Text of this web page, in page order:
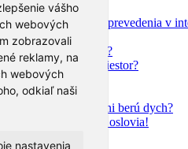
vášho
webových
zobrazovali
reklamy, na
webových
odkiaľ naši
nastavenia
oknách
rôzne možnosti prevedenia v
priestor?
a aké má výhody?
akýkoľvek priestor?
kuchyňa?
interiéri?
kreácie v kuchyni berú dych?
ktoré vás rozhodne oslovia!
bývaní chýbať